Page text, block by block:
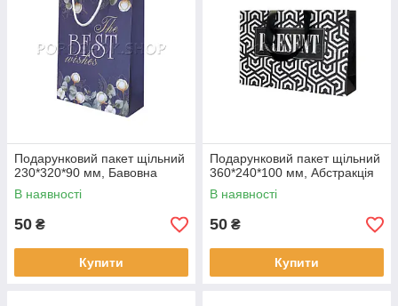
Подарунковий пакет щільний
230*320*90 мм, Бавовна
В наявності
50 ₴
Купити
Подарунковий пакет щільний
360*240*100 мм, Абстракція
В наявності
50 ₴
Купити